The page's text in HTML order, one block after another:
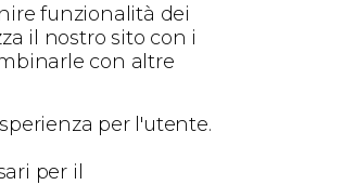
funzionalità dei
il nostro sito con i
con altre
per l'utente.
per il